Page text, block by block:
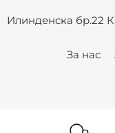
toИлинденска бр.22
За нас